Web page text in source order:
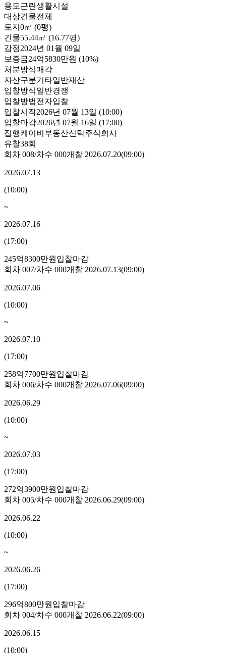
용도근린생활시설
대상건물전체
토지 0㎡ (0평)
건물55.44㎡ (16.77평)
감정2024년 01월 09일
보증금24억5830만원 (10%)
처분방식매각
자산구분기타일반재산
입찰방식일반경쟁
입찰방법전자입찰
입찰시작2026년 07월 13일 (10:00)
입찰마감2026년 07월 16일 (17:00)
집행케이비부동산신탁주식회사
유찰38회
회차 008/차수 000개찰 2026.07.20(09:00)
2026.07.13
(10:00)
~
2026.07.16
(17:00)
245억8300만원 입찰마감
회차 007/차수 000개찰 2026.07.13(09:00)
2026.07.06
(10:00)
~
2026.07.10
(17:00)
258억7700만원 입찰마감
회차 006/차수 000개찰 2026.07.06(09:00)
2026.06.29
(10:00)
~
2026.07.03
(17:00)
272억3900만원 입찰마감
회차 005/차수 000개찰 2026.06.29(09:00)
2026.06.22
(10:00)
~
2026.06.26
(17:00)
296억800만원 입찰마감
회차 004/차수 000개찰 2026.06.22(09:00)
2026.06.15
(10:00)